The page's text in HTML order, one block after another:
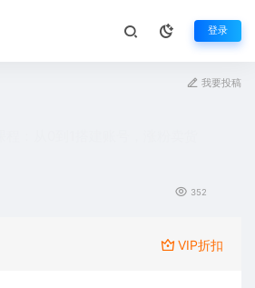
登录
我要投稿
352
VIP折扣